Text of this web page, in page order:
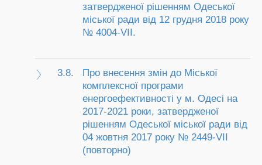
затвердженої рішенням Одеської
міської ради від 12 грудня 2018 року
№ 4004-VII.
3.8.
Про внесення змін до Міської
комплексної програми
енергоефективності у м. Одесі на
2017-2021 роки, затвердженої
рішенням Одеської міської ради від
04 жовтня 2017 року № 2449-VII
(повторно)